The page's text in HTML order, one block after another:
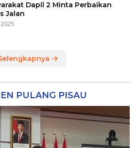
Dapil 2 Minta Perbaikan
Jalan
PULANG PISAU